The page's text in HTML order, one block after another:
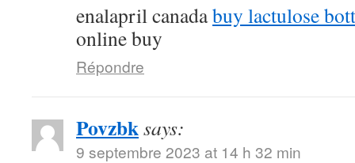
enalapril canadabuy lactulose
online buy
Répondre
Povzbksays:
9 septembre 2023 at 14 h 32 min